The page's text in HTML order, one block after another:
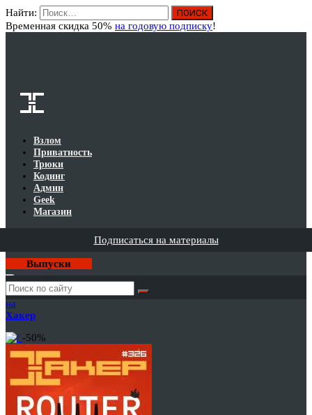
Найти:
Временная скидка 50% на годовую подписку!
Взлом
Приватность
Трюки
Кодинг
Админ
Geek
Магазин
Подписаться на материалы
Выпуски
Годовая
подписка
на
Хакер
-50%